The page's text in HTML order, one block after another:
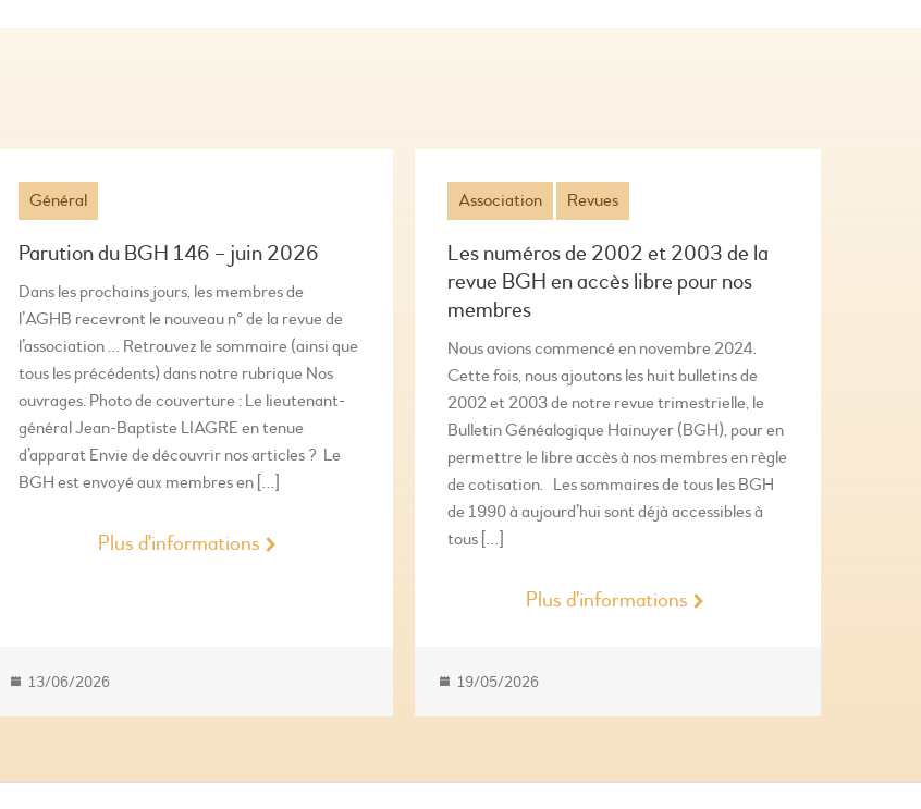
Général
Parution du BGH 146 – juin 2026
Dans les prochains jours, les membres de
l’AGHB recevront le nouveau n° de la revue de
l’association … Retrouvez le sommaire (ainsi que
tous les précédents) dans notre rubrique Nos
ouvrages. Photo de couverture : Le lieutenant-
général Jean-Baptiste LIAGRE en tenue
d’apparat Envie de découvrir nos articles ? Le
BGH est envoyé aux membres en […]
Plus d'informations
13/06/2026
Association Revues
Les numéros de 2002 et 2003 de la
revue BGH en accès libre pour nos
membres
Nous avions commencé en novembre 2024.
Cette fois, nous ajoutons les huit bulletins de
2002 et 2003 de notre revue trimestrielle, le
Bulletin Généalogique Hainuyer (BGH), pour en
permettre le libre accès à nos membres en règle
de cotisation. Les sommaires de tous les BGH
de 1990 à aujourd’hui sont déjà accessibles à
tous […]
Plus d'informations
19/05/2026